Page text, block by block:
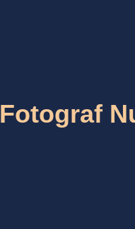
Fotograf